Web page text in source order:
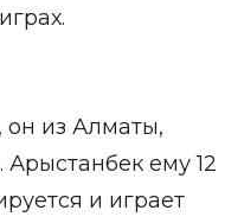
он из Алматы,
ему 12
и играет